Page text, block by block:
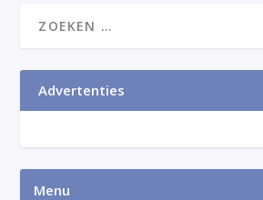
Advertenties
Menu